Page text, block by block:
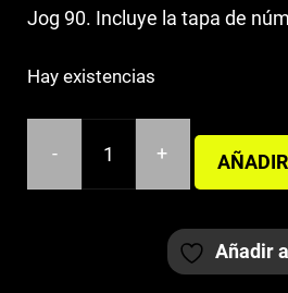
Jog 90. Incluye la tapa de
Hay existencias
-
GUANTERA/CONTRAESCUDO
YAMAHA
+
Añadir